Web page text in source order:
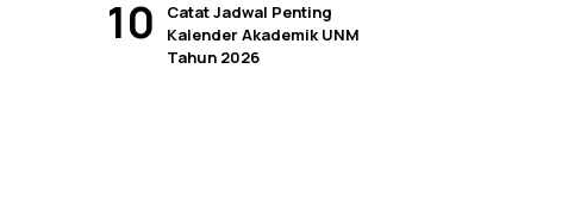
Catat Jadwal Penting
Kalender Akademik UNM
Tahun 2026